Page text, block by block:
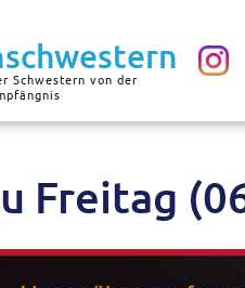
Schwestern von der
Freitag